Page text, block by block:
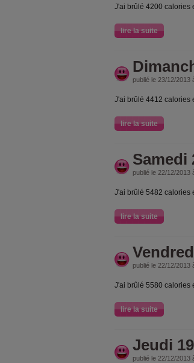
J'ai brûlé 4200 calories
lire la suite
publié le 23/12/2013
J'ai brûlé 4412 calories
lire la suite
Samedi
publié le 22/12/2013
J'ai brûlé 5482 calories
lire la suite
publié le 22/12/2013
J'ai brûlé 5580 calories
lire la suite
Jeudi
publié le 22/12/2013